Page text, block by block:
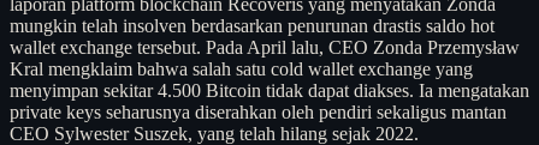
mungkin telah insolven berdasarkan penurunan drastis saldo hot
wallet exchange tersebut. Pada April lalu, CEO Zonda Przemysław
Kral mengklaim bahwa salah satu cold wallet exchange yang
menyimpan sekitar 4.500 Bitcoin tidak dapat diakses. Ia mengatakan
private keys seharusnya diserahkan oleh pendiri sekaligus mantan
CEO Sylwester Suszek, yang telah hilang sejak 2022.